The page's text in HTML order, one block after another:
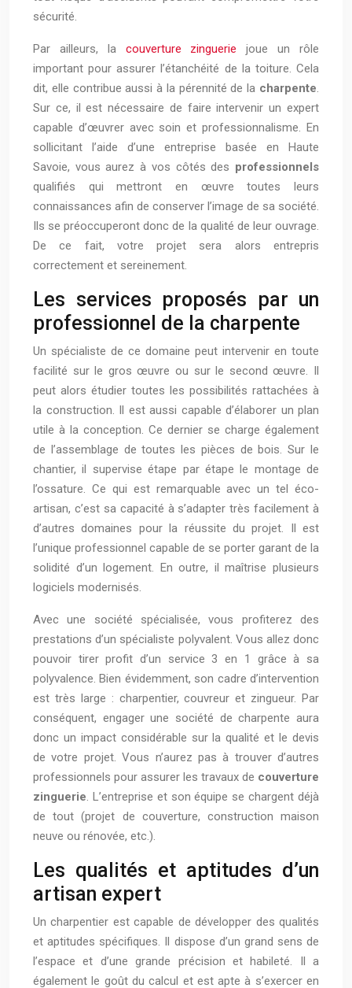
sécurité.
Par ailleurs, la couverture zinguerie joue un rôle
important pour assurer l’étanchéité de la toiture. Cela
dit, elle contribue aussi à la pérennité de la charpente
Sur ce, il est nécessaire de faire intervenir un expert
capable d’œuvrer avec soin et professionnalisme. En
sollicitant l’aide d’une entreprise basée en Haute
Savoie, vous aurez à vos côtés des professionnels
qualifiés qui mettront en œuvre toutes leurs
connaissances afin de conserver l’image de sa société.
Ils se préoccuperont donc de la qualité de leur ouvrage.
De ce fait, votre projet sera alors entrepris
correctement et sereinement.
Les services proposés par un
professionnel de la charpente
Un spécialiste de ce domaine peut intervenir en toute
facilité sur le gros œuvre ou sur le second œuvre. Il
peut alors étudier toutes les possibilités rattachées à
la construction. Il est aussi capable d’élaborer un plan
utile à la conception. Ce dernier se charge également
de l’assemblage de toutes les pièces de bois. Sur le
chantier, il supervise étape par étape le montage de
l’ossature. Ce qui est remarquable avec un tel éco-
artisan, c’est sa capacité à s’adapter très facilement à
d’autres domaines pour la réussite du projet. Il est
l’unique professionnel capable de se porter garant de la
solidité d’un logement. En outre, il maîtrise plusieurs
logiciels modernisés.
Avec une société spécialisée, vous profiterez des
prestations d’un spécialiste polyvalent. Vous allez donc
pouvoir tirer profit d’un service 3 en 1 grâce à sa
polyvalence. Bien évidemment, son cadre d’intervention
est très large : charpentier, couvreur et zingueur. Par
conséquent, engager une société de charpente aura
donc un impact considérable sur la qualité et le devis
de votre projet. Vous n’aurez pas à trouver d’autres
professionnels pour assurer les travaux de couverture
zinguerie . L’entreprise et son équipe se chargent déjà
de tout (projet de couverture, construction maison
neuve ou rénovée, etc.).
Les qualités et aptitudes d’un
artisan expert
Un charpentier est capable de développer des qualités
et aptitudes spécifiques. Il dispose d’un grand sens de
l’espace et d’une grande précision et habileté. Il a
également le goût du calcul et est apte à s’exercer en